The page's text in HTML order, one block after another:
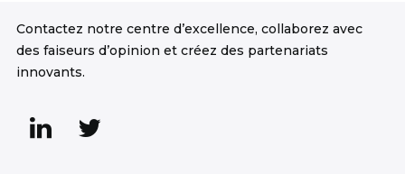
Contactez notre centre d’excellence, collaborez avec
des faiseurs d’opinion et créez des partenariats
innovants.